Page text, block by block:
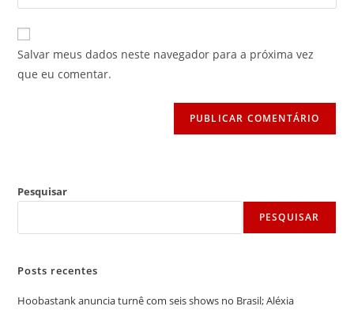
usuário
para
comentar
mail
para
comentar
o
URL
do
site
Salvar meus dados neste navegador para a próxima vez
que eu comentar.
Pesquisar
PESQUISAR
Posts recentes
Hoobastank anuncia turnê com seis shows no Brasil; Aléxia